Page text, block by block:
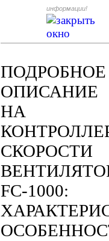
информации!
ПОДРОБНОЕ
ОПИСАНИЕ
НА
СКОРОСТИ
FC-1000: